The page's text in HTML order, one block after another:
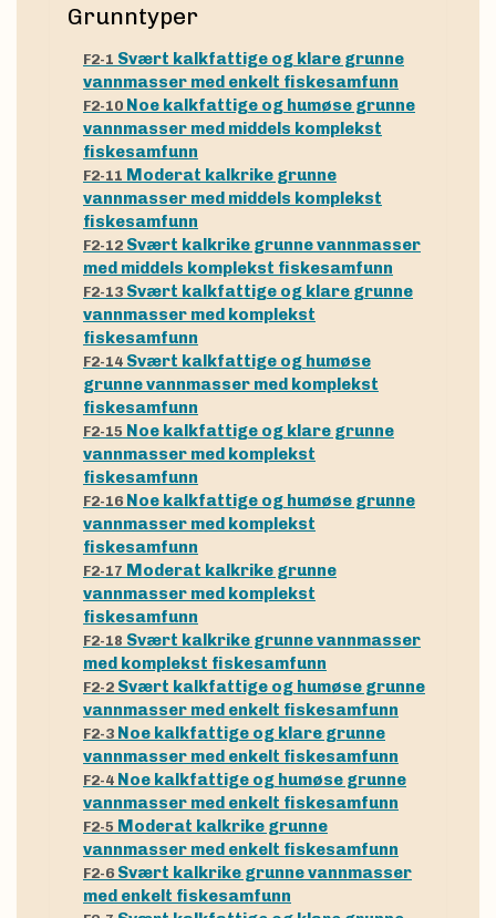
Grunntyper
F2-1 Svært kalkfattige og klare grunne
vannmasser med enkelt fiskesamfunn
F2-10 Noe kalkfattige og humøse grunne
vannmasser med middels komplekst
fiskesamfunn
F2-11 Moderat kalkrike grunne
vannmasser med middels komplekst
fiskesamfunn
F2-12 Svært kalkrike grunne vannmasser
med middels komplekst fiskesamfunn
F2-13 Svært kalkfattige og klare grunne
vannmasser med komplekst
fiskesamfunn
F2-14 Svært kalkfattige og humøse
grunne vannmasser med komplekst
fiskesamfunn
F2-15 Noe kalkfattige og klare grunne
vannmasser med komplekst
fiskesamfunn
F2-16 Noe kalkfattige og humøse grunne
vannmasser med komplekst
fiskesamfunn
F2-17 Moderat kalkrike grunne
vannmasser med komplekst
fiskesamfunn
F2-18 Svært kalkrike grunne vannmasser
med komplekst fiskesamfunn
F2-2 Svært kalkfattige og humøse grunne
vannmasser med enkelt fiskesamfunn
F2-3 Noe kalkfattige og klare grunne
vannmasser med enkelt fiskesamfunn
F2-4 Noe kalkfattige og humøse grunne
vannmasser med enkelt fiskesamfunn
F2-5 Moderat kalkrike grunne
vannmasser med enkelt fiskesamfunn
F2-6 Svært kalkrike grunne vannmasser
med enkelt fiskesamfunn